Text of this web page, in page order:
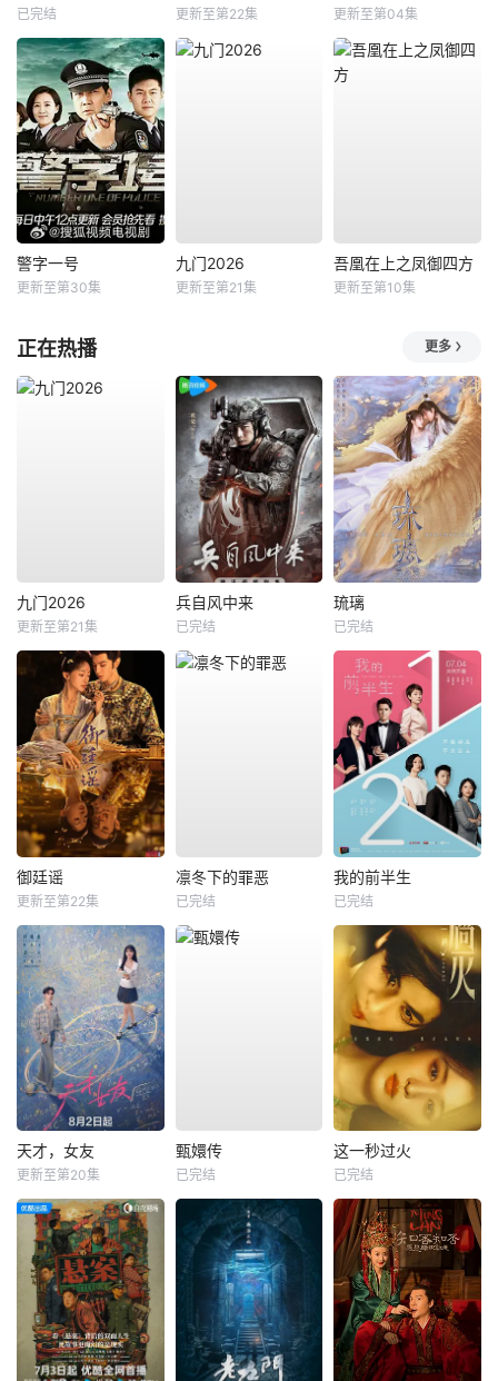
已完结 更新至第22集 更新至第04集
警字一号
更新至第30集
九门2026
更新至第21集
吾凰在上之凤御四方
更新至第10集
正在热播 更多
九门2026
更新至第21集
兵自风中来
已完结
琉璃
已完结
御廷谣
更新至第22集
凛冬下的罪恶
已完结
我的前半生
已完结
天才，女友
更新至第20集
甄嬛传
已完结
这一秒过火
已完结